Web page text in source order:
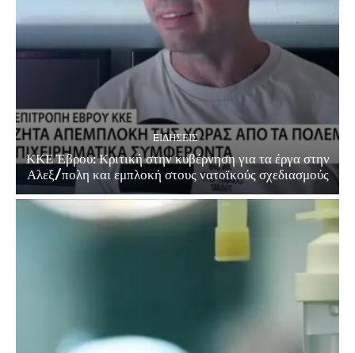
EΙΔΗΣΕΙΣ
ΚΚΕ Έβρου: Κριτική στην κυβέρνηση για τα έργα στην
Αλεξ/πολη και εμπλοκή στους νατοϊκούς σχεδιασμούς